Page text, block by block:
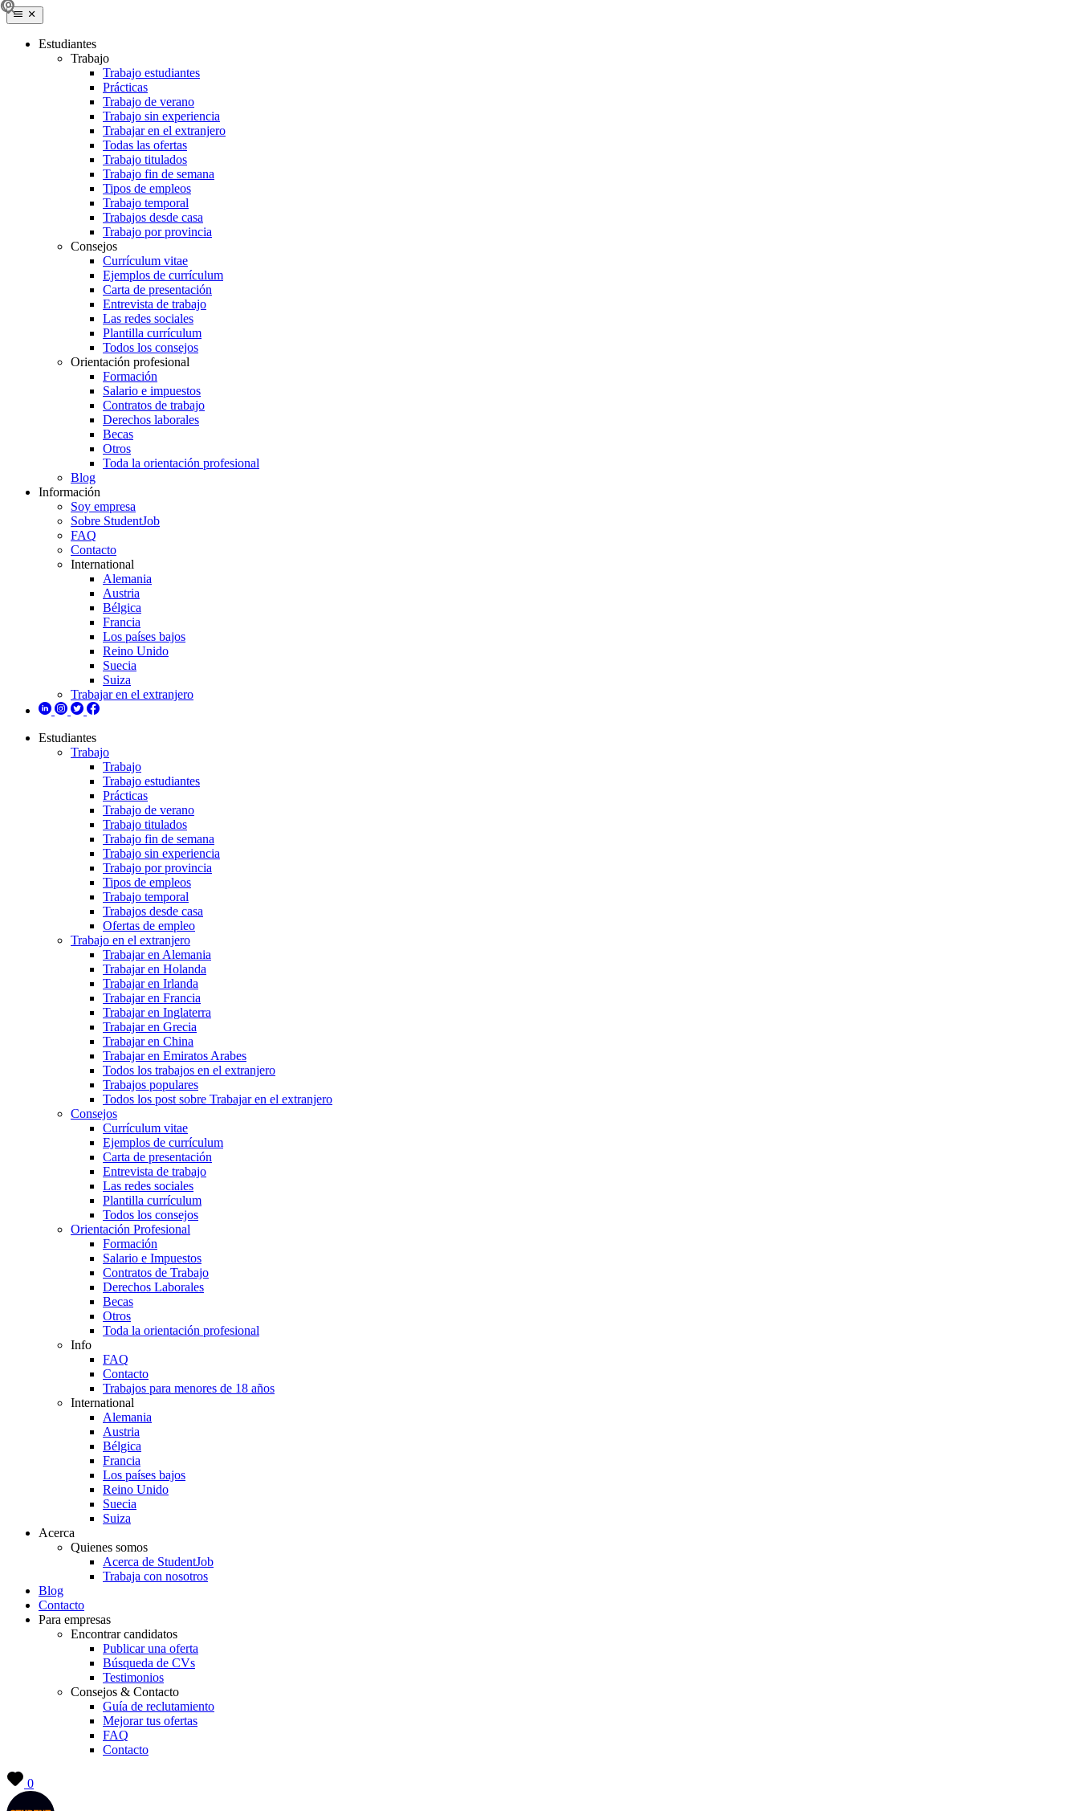
Estudiantes
Trabajo
Trabajo estudiantes
Prácticas
Trabajo de verano
Trabajo sin experiencia
Trabajar en el extranjero
Todas las ofertas
Trabajo titulados
Trabajo fin de semana
Tipos de empleos
Trabajo temporal
Trabajos desde casa
Trabajo por provincia
Consejos
Currículum vitae
Ejemplos de currículum
Carta de presentación
Entrevista de trabajo
Las redes sociales
Plantilla currículum
Todos los consejos
Orientación profesional
Formación
Salario e impuestos
Contratos de trabajo
Derechos laborales
Becas
Otros
Toda la orientación profesional
Blog
Información
Soy empresa
Sobre StudentJob
FAQ
Contacto
International
Alemania
Austria
Bélgica
Francia
Los países bajos
Reino Unido
Suecia
Suiza
Trabajar en el extranjero
Estudiantes
Trabajo
Trabajo
Trabajo estudiantes
Prácticas
Trabajo de verano
Trabajo titulados
Trabajo fin de semana
Trabajo sin experiencia
Trabajo por provincia
Tipos de empleos
Trabajo temporal
Trabajos desde casa
Ofertas de empleo
Trabajo en el extranjero
Trabajar en Alemania
Trabajar en Holanda
Trabajar en Irlanda
Trabajar en Francia
Trabajar en Inglaterra
Trabajar en Grecia
Trabajar en China
Trabajar en Emiratos Arabes
Todos los trabajos en el extranjero
Trabajos populares
Todos los post sobre Trabajar en el extranjero
Consejos
Currículum vitae
Ejemplos de currículum
Carta de presentación
Entrevista de trabajo
Las redes sociales
Plantilla currículum
Todos los consejos
Orientación Profesional
Formación
Salario e Impuestos
Contratos de Trabajo
Derechos Laborales
Becas
Otros
Toda la orientación profesional
Info
FAQ
Contacto
Trabajos para menores de 18 años
International
Alemania
Austria
Bélgica
Francia
Los países bajos
Reino Unido
Suecia
Suiza
Acerca
Quienes somos
Acerca de StudentJob
Trabaja con nosotros
Blog
Contacto
Para empresas
Encontrar candidatos
Publicar una oferta
Búsqueda de CVs
Testimonios
Consejos & Contacto
Guía de reclutamiento
Mejorar tus ofertas
FAQ
Contacto
0